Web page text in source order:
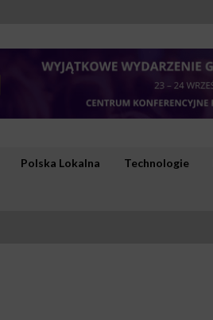
Polska Lokalna Technologie